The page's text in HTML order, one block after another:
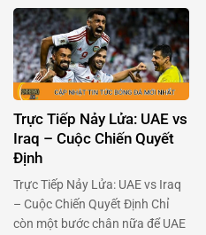
Trực Tiếp Nảy Lửa: UAE vs
Iraq – Cuộc Chiến Quyết
Định
Trực Tiếp Nảy Lửa: UAE vs Iraq
– Cuộc Chiến Quyết Định Chỉ
còn một bước chân nữa để UAE